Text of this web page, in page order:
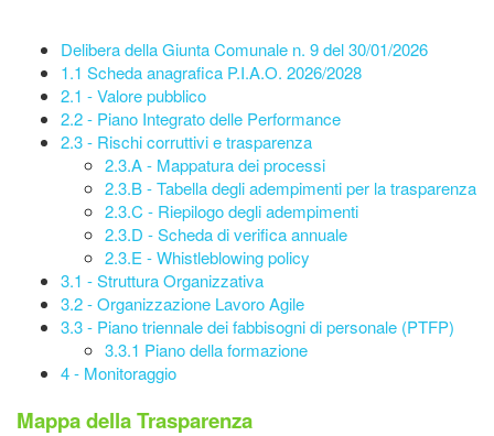
Delibera della Giunta Comunale n. 9 del 30/01/2026
1.1 Scheda anagrafica P.I.A.O. 2026/2028
2.1 - Valore pubblico
2.2 - Piano Integrato delle Performance
2.3 - Rischi corruttivi e trasparenza
2.3.A - Mappatura dei processi
2.3.B - Tabella degli adempimenti per la trasparenza
2.3.C - Riepilogo degli adempimenti
2.3.D - Scheda di verifica annuale
2.3.E - Whistleblowing policy
3.1 - Struttura Organizzativa
3.2 - Organizzazione Lavoro Agile
3.3 - Piano triennale dei fabbisogni di personale (PTFP)
3.3.1 Piano della formazione
4 - Monitoraggio
Mappa della Trasparenza